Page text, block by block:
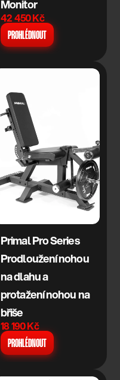
Monitor
42 450 Kč
PROHLÉDNOUT
Primal Pro Series
Prodloužení nohou
na dlahu a
protažení nohou na
břiše
18 190 Kč
PROHLÉDNOUT